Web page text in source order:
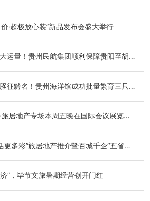
·超极放心装”新品发布会盛大举行
运量！贵州民航集团顺利保障贵阳至胡
征黔名！贵州海洋馆成功批量繁育三只
居地产专场本周五晚在国际会议展览中
更多彩”旅居地产推介暨百城千企“五省
”，毕节文旅暑期经营创开门红